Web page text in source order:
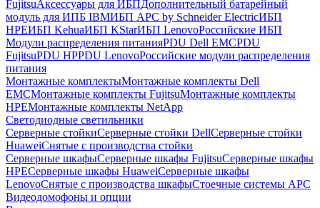
FujitsuАксессуары для ИБПДополнительный батарейный
модуль для ИПБ IBMИБП APC by Schneider ElectricИБП
HPEИБП KehuaИБП KStarИБП LenovoРоссийские ИБП
Модули распределения питанияPDU Dell EMCPDU
FujitsuPDU HPPDU LenovoРоссийские модули распределения
питания
Монтажные комплектыМонтажные комплекты Dell
EMCМонтажные комплекты FujitsuМонтажные комплекты
HPEМонтажные комплекты NetApp
Светодиодные светильники
Серверные стойкиСерверные стойки DellСерверные стойки
HuaweiСнятые с производства стойки
Серверные шкафыСерверные шкафы FujitsuСерверные шкафы
HPEСерверные шкафы HuaweiСерверные шкафы
LenovoСнятые с производства шкафыСтоечные системы APC
Видеодомофоны и опции